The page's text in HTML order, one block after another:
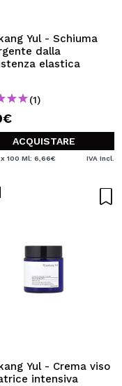
potrai fare i tuoi
dei tuoi ordini e
Yul - Schiuma
dalla
elastica
(1)
ACQUISTARE
100 Ml: 6,66€ IVA Incl.
Yul - Crema viso
intensiva